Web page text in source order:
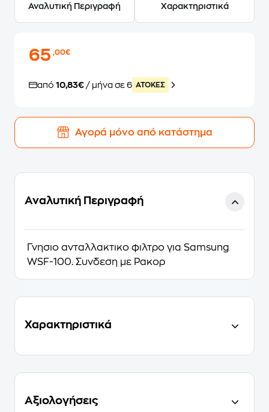
Αναλυτική Περιγραφή Χαρακτηριστικά
65,00€
από 10,83€ / μήνα σε 6 ATOKEΣ
Αγορά μόνο από κατάστημα
Αναλυτική Περιγραφή
Γνησιο ανταλλακτικο φιλτρο για Samsung
WSF-100. Συνδεση με Ρακορ
Χαρακτηριστικά
Αξιολογήσεις